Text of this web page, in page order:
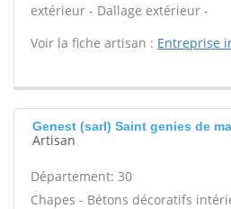
extérieur - Dallage extérieur -
Voir la fiche artisan : Entreprise
Genest (sarl) Saint genies de
Artisan
Département: 30
Chapes - Bétons décoratifs